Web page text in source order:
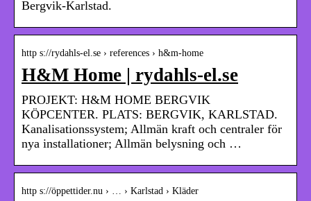
Bergvik-Karlstad.
http s://rydahls-el.se › references › h&m-home
H&M Home | rydahls-el.se
PROJEKT: H&M HOME BERGVIK
KÖPCENTER. PLATS: BERGVIK, KARLSTAD.
Kanalisationssystem; Allmän kraft och centraler för
nya installationer; Allmän belysning och …
http s://öppettider.nu › … › Karlstad › Kläder